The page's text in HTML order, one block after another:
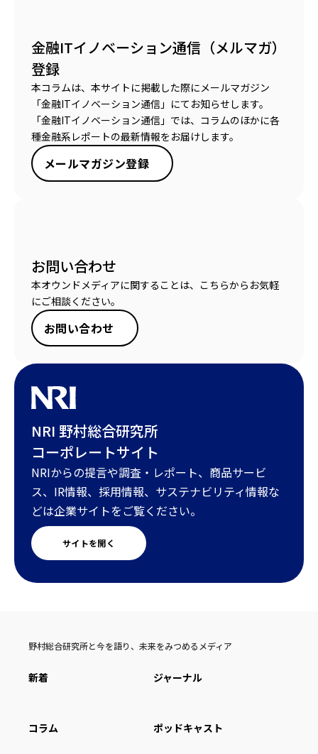
金融ITイノベーション通信（メルマガ）
登録
本コラムは、本サイトに掲載した際にメールマガジン
「金融ITイノベーション通信」にてお知らせします。
「金融ITイノベーション通信」では、コラムのほかに各
種金融系レポートの最新情報をお届けします。
メールマガジン登録
お問い合わせ
本オウンドメディアに関することは、こちらからお気軽
にご相談ください。
お問い合わせ
NRI 野村総合研究所
コーポレートサイト
NRIからの提言や調査・レポート、商品サービ
ス、IR情報、採用情報、サステナビリティ情報な
どは企業サイトをご覧ください。
サイトを開く
野村総合研究所と今を語り、未来をみつめるメディア
新着 ジャーナル
コラム ポッドキャスト